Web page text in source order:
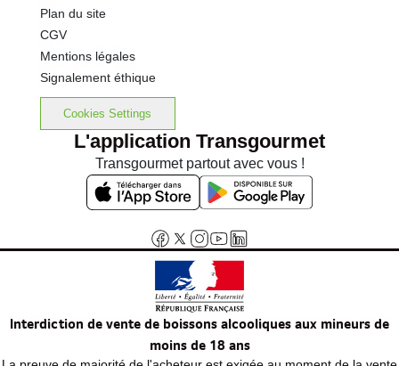
Plan du site
CGV
Mentions légales
Signalement éthique
Cookies Settings
L'application Transgourmet
Transgourmet partout avec vous !
Interdiction de vente de boissons alcooliques aux mineurs de
moins de 18 ans